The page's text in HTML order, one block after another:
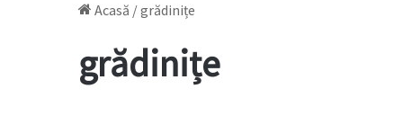
Acasă /grădinițe
grădinițe